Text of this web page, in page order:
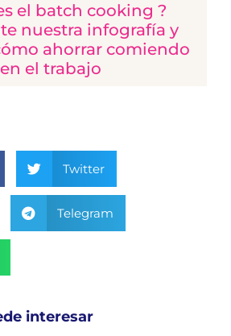
el batch cooking ?
nuestra infografía y
ahorrar comiendo
en el trabajo
Twitter
Telegram
interesar